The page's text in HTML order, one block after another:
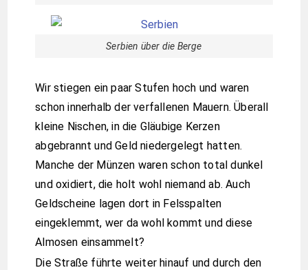
Serbien über die Berge
Wir stiegen ein paar Stufen hoch und waren
schon innerhalb der verfallenen Mauern. Überall
kleine Nischen, in die Gläubige Kerzen
abgebrannt und Geld niedergelegt hatten.
Manche der Münzen waren schon total dunkel
und oxidiert, die holt wohl niemand ab. Auch
Geldscheine lagen dort in Felsspalten
eingeklemmt, wer da wohl kommt und diese
Almosen einsammelt?
Die Straße führte weiter hinauf und durch den